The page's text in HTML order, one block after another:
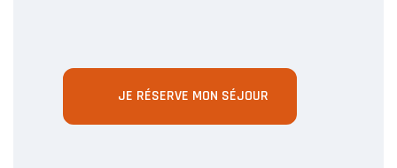
JE RÉSERVE MON SÉJOUR